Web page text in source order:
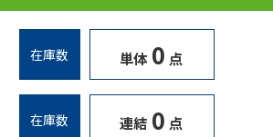
在庫数 単体 0 点
在庫数 連結 0 点